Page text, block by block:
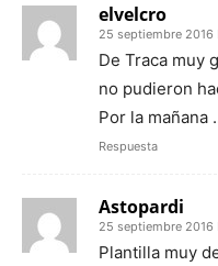
elvelcro
25 septiembre 2016
De Traca muy
no pudieron
Por la
Respuesta
Astopardi
25 septiembre 2016
Plantilla muy